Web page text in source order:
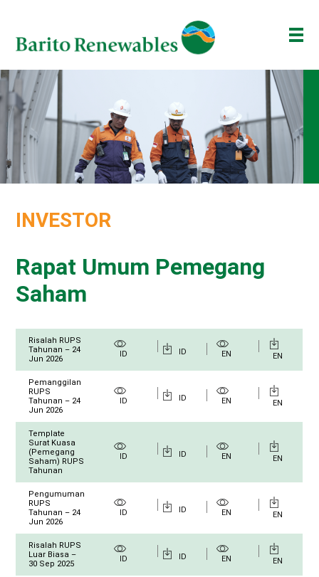
TENTANG KAMI
INVESTOR
BERITA
INVESTOR
Rapat Umum Pemegang
Saham
Risalah RUPS
Tahunan – 24
Jun 2026
ID ID EN EN
Pemanggilan
RUPS
Tahunan – 24
Jun 2026
ID ID EN EN
Template
Surat Kuasa
(Pemegang
Saham) RUPS
Tahunan
ID ID EN EN
Pengumuman
RUPS
Tahunan – 24
Jun 2026
ID ID EN EN
Risalah RUPS
Luar Biasa –
30 Sep 2025
ID ID EN EN